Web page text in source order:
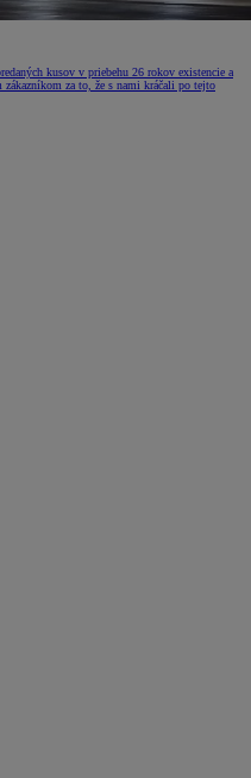
kusov v priebehu 26 rokov existencie a
za to, že s nami kráčali po tejto